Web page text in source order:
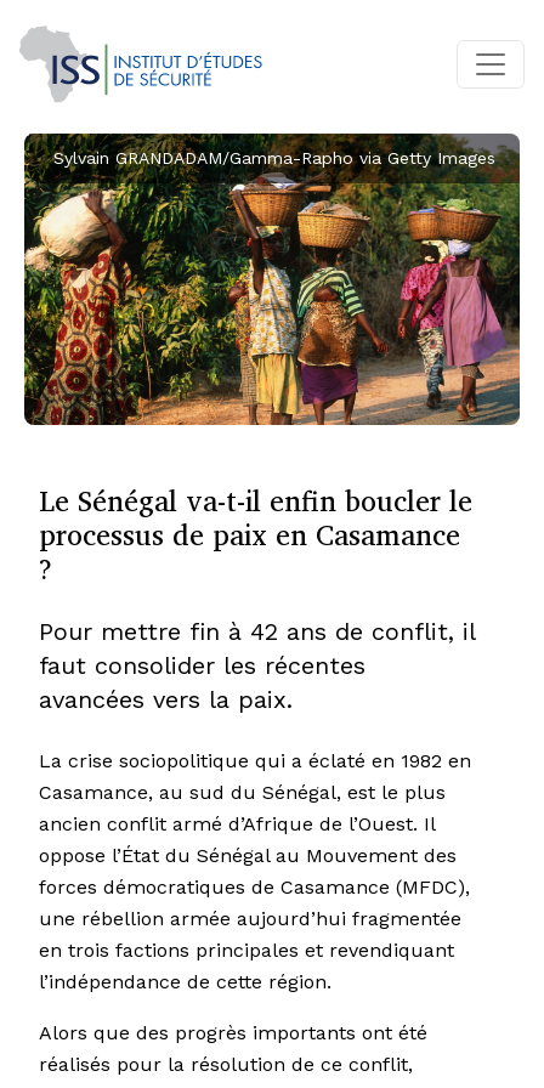
Sylvain GRANDADAM/Gamma-Rapho via Getty Images
Le Sénégal va-t-il enfin boucler le
processus de paix en Casamance
?
Pour mettre fin à 42 ans de conflit, il
faut consolider les récentes
avancées vers la paix.
La crise sociopolitique qui a éclaté en 1982 en
Casamance, au sud du Sénégal, est le plus
ancien conflit armé d’Afrique de l’Ouest. Il
oppose l’État du Sénégal au Mouvement des
forces démocratiques de Casamance (MFDC),
une rébellion armée aujourd’hui fragmentée
en trois factions principales et revendiquant
l’indépendance de cette région.
Alors que des progrès importants ont été
réalisés pour la résolution de ce conflit,